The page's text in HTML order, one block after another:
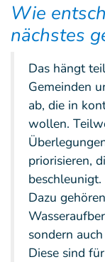
Wie
nächstes
Das hängt
Gemeinden
ab, die in
wollen.
priorisieren,
beschleunigt.
Dazu
sondern
Diese sind